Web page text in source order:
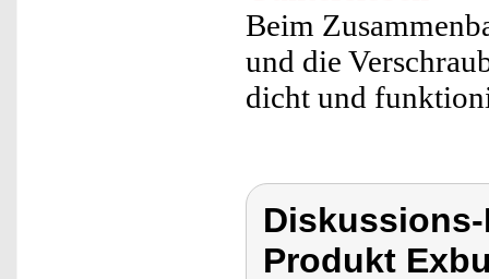
Beim
und die
dicht und
Produkt